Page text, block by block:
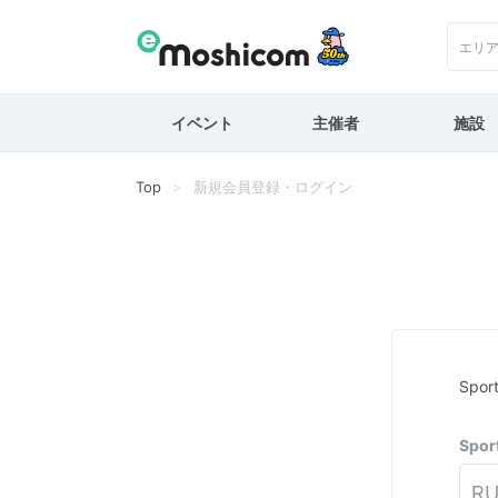
エリ
イベント 主催者 施設
Top 新規会員登録・ログイン